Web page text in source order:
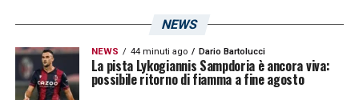
quindi devo lavorare e ragionarci bene.
Abbiamo recuperato Valente, e penso che
NEWS
NEWS 44 minuti ago Dario Bartolucci
La pista Lykogiannis Sampdoria è ancora viva:
possibile ritorno di fiamma a fine agosto